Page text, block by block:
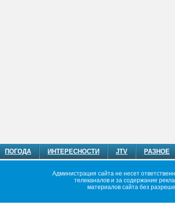
ПОГОДА ИНТЕРЕСНОСТИ JTV РАЗНОЕ
Администрация сайта не несет
телеканалов и за содержание
материалов сайта без